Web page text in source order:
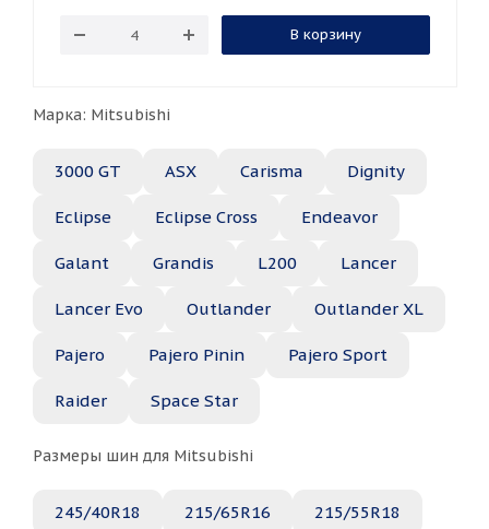
В корзину
Марка: Mitsubishi
3000 GT ASX Carisma Dignity
Eclipse Eclipse Cross Endeavor
Galant Grandis L200 Lancer
Lancer Evo Outlander Outlander XL
Pajero Pajero Pinin Pajero Sport
Raider Space Star
Размеры шин для Mitsubishi
245/40R18 215/65R16 215/55R18